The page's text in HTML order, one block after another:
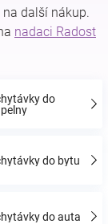
na další nákup.
nadaci Radost
do
do bytu
do auta